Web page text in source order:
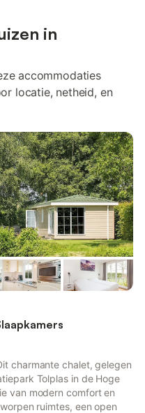
in
accommodaties
locatie, netheid, en
charmante chalet, gelegen
Tolplas in de Hoge
van modern comfort en
ruimtes, een open